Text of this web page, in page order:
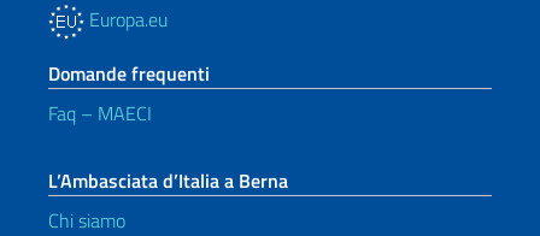
Europa.eu
Domande frequenti
Faq – MAECI
L’Ambasciata d’Italia a Berna
Chi siamo